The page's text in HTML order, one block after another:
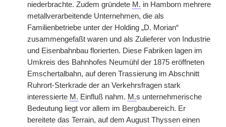
niederbrachte. Zudem gründete M. in Hamborn mehrere
metallverarbeitende Unternehmen, die als
Familienbetriebe unter der Holding „D. Morian“
zusammengefaßt waren und als Zulieferer von Industrie
und Eisenbahnbau florierten. Diese Fabriken lagen im
Umkreis des Bahnhofes Neumühl der 1875 eröffneten
Emschertalbahn, auf deren Trassierung im Abschnitt
Ruhrort-Sterkrade der an Verkehrsfragen stark
interessierte M. Einfluß nahm. M.s unternehmerische
Bedeutung liegt vor allem im Bergbaubereich. Er
bereitete das Terrain, auf dem August Thyssen einen